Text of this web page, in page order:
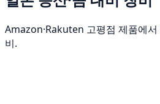
Amazon·Rakuten 고평점 제품에
비.